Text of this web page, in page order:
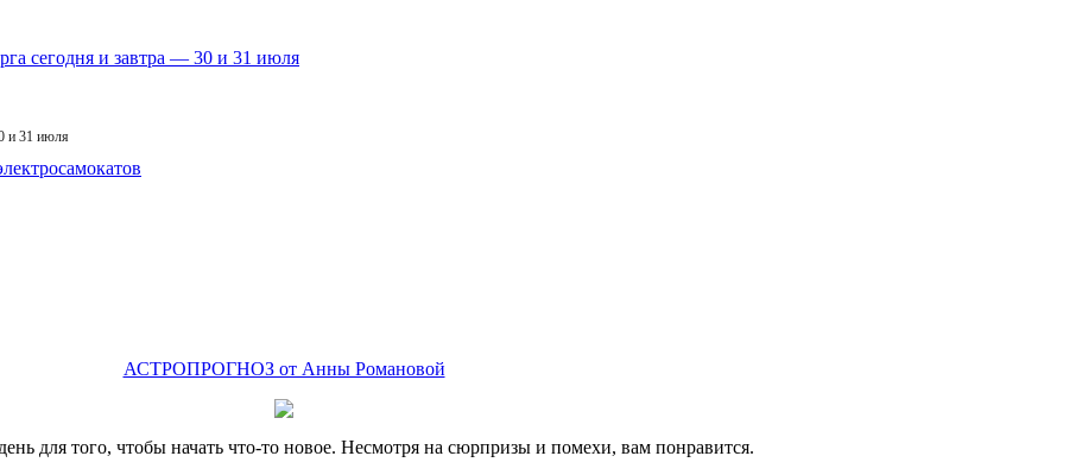
и 31 июля
АСТРОПРОГНОЗ от Анны Романовой
для того, чтобы начать что-то новое. Несмотря на сюрпризы и помехи, вам понравится.